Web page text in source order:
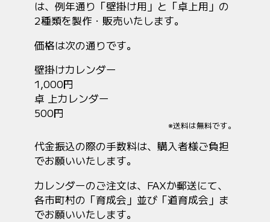
は、例年通り「壁掛け用」と「卓上用」の
2種類を製作・販売いたします。
価格は次の通りです。
壁掛けカレンダー
1,000円
卓 上カレンダー
500円
※送料は無料です。
代金振込の際の手数料は、購入者様ご負担
でお願いいたします。
カレンダーのご注文は、FAXか郵送にて、
各市町村の「育成会」並び「道育成会」ま
でお願いいたします。